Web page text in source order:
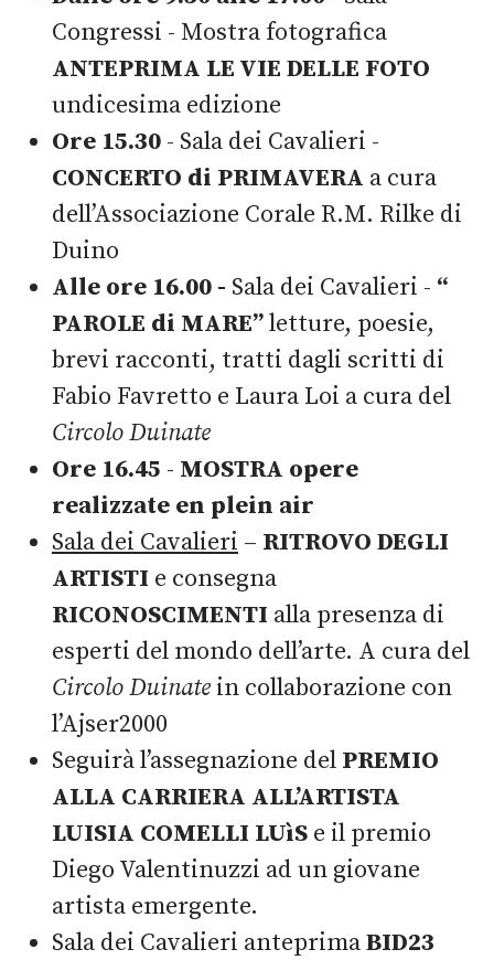
Congressi - Mostra fotografica
ANTEPRIMA LE VIE DELLE FOTO
undicesima edizione
Ore 15.30 - Sala dei Cavalieri -
CONCERTO di PRIMAVERA a cura
dell’Associazione Corale R.M. Rilke di
Duino
Alle ore 16.00 - Sala dei Cavalieri - “
PAROLE di MARE”letture, poesie,
brevi racconti, tratti dagli scritti di
Fabio Favretto e Laura Loi a cura del
Circolo Duinate
Ore 16.45 - MOSTRA opere
realizzate en plein air
Sala dei Cavalieri – RITROVO DEGLI
ARTISTI e consegna
RICONOSCIMENTI alla presenza di
esperti del mondo dell’arte. A cura del
Circolo Duinate in collaborazione con
l’Ajser2000
Seguirà l’assegnazione del PREMIO
ALLA CARRIERA ALL’ARTISTA
LUISIA COMELLI LUìS e il premio
Diego Valentinuzzi ad un giovane
artista emergente.
Sala dei Cavalieri anteprimaBID23